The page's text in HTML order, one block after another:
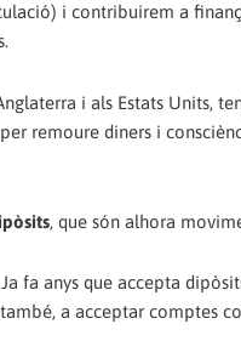
i contribuirem a
i als Estats Units,
remoure diners i
, que són alhora
fa anys que accepta
a acceptar comptes